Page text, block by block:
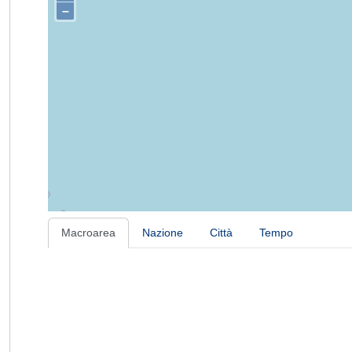
–
Macroarea Nazione Città Tempo